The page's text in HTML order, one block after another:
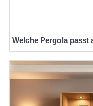
Welche Pergola passt